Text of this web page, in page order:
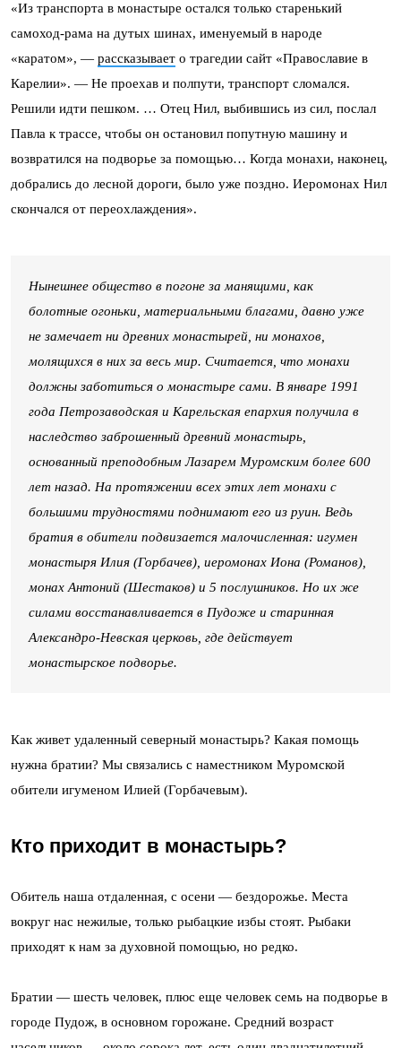
«Из транспорта в монастыре остался только старенький
самоход-рама на дутых шинах, именуемый в народе
«каратом», — рассказывает о трагедии сайт «Православие в
Карелии». — Не проехав и полпути, транспорт сломался.
Решили идти пешком. … Отец Нил, выбившись из сил, послал
Павла к трассе, чтобы он остановил попутную машину и
возвратился на подворье за помощью… Когда монахи, наконец,
добрались до лесной дороги, было уже поздно. Иеромонах Нил
скончался от переохлаждения».
Нынешнее общество в погоне за манящими, как
болотные огоньки, материальными благами, давно уже
не замечает ни древних монастырей, ни монахов,
молящихся в них за весь мир. Считается, что монахи
должны заботиться о монастыре сами. В январе 1991
года Петрозаводская и Карельская епархия получила в
наследство заброшенный древний монастырь,
основанный преподобным Лазарем Муромским более 600
лет назад. На протяжении всех этих лет монахи с
большими трудностями поднимают его из руин. Ведь
братия в обители подвизается малочисленная: игумен
монастыря Илия (Горбачев), иеромонах Иона (Романов),
монах Антоний (Шестаков) и 5 послушников. Но их же
силами восстанавливается в Пудоже и старинная
Александро-Невская церковь, где действует
монастырское подворье.
Как живет удаленный северный монастырь? Какая помощь
нужна братии? Мы связались с наместником Муромской
обители игуменом Илией (Горбачевым).
Кто приходит в монастырь?
Обитель наша отдаленная, с осени — бездорожье. Места
вокруг нас нежилые, только рыбацкие избы стоят. Рыбаки
приходят к нам за духовной помощью, но редко.
Братии — шесть человек, плюс еще человек семь на подворье в
городе Пудож, в основном горожане. Средний возраст